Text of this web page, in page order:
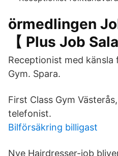
örmedlingen
【 Plus Job
Receptionist med
Gym. Spara.
First Class Gym
telefonist.
Bilförsäkring billigast
Nye Hairdresser-job